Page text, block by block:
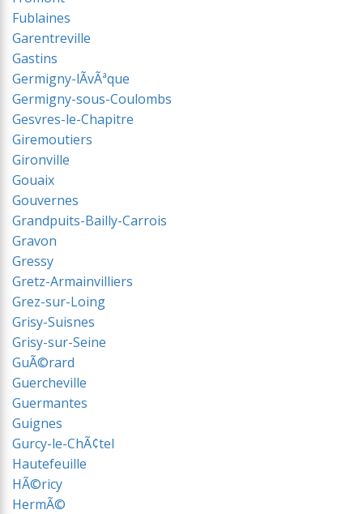
Fublaines
Garentreville
Gastins
Germigny-lÃvÃªque
Germigny-sous-Coulombs
Gesvres-le-Chapitre
Giremoutiers
Gironville
Gouaix
Gouvernes
Grandpuits-Bailly-Carrois
Gravon
Gressy
Gretz-Armainvilliers
Grez-sur-Loing
Grisy-Suisnes
Grisy-sur-Seine
GuÃ©rard
Guercheville
Guermantes
Guignes
Gurcy-le-ChÃ¢tel
Hautefeuille
HÃ©ricy
HermÃ©